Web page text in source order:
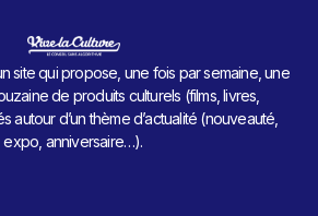
site qui propose, une fois par semaine, une
de produits culturels (films, livres,
d’un thème d’actualité (nouveauté,
expo, anniversaire…).